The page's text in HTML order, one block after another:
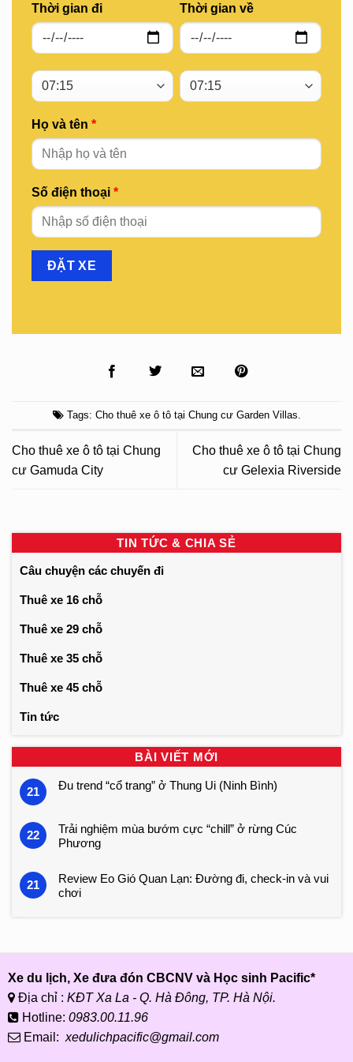
Thời gian đi Thời gian về
Họ và tên *
Số điện thoại *
Tags: Cho thuê xe ô tô tại Chung cư Garden Villas
Cho thuê xe ô tô tại Chung
cư Gamuda City
Cho thuê xe ô tô tại Chung
cư Gelexia Riverside
TIN TỨC & CHIA SẺ
Câu chuyện các chuyến đi
Thuê xe 16 chỗ
Thuê xe 29 chỗ
Thuê xe 35 chỗ
Thuê xe 45 chỗ
Tin tức
BÀI VIẾT MỚI
21 Đu trend “cổ trang” ở Thung Ui (Ninh Bình)
22
Trải nghiệm mùa bướm cực “chill” ở rừng Cúc
Phương
21
Review Eo Gió Quan Lạn: Đường đi, check-in và vui
chơi
Xe du lịch, Xe đưa đón CBCNV và Học sinh Pacific*
Địa chỉ : KĐT Xa La - Q. Hà Đông, TP. Hà Nội.
Hotline: 0983.00.11.96
Email: xedulichpacific@gmail.com